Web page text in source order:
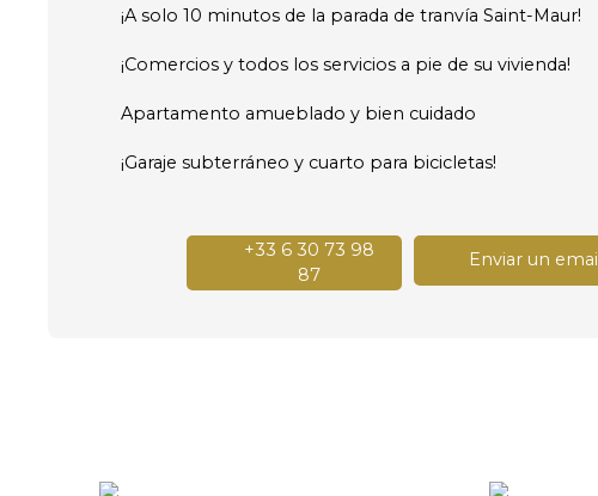
¡A solo 10 minutos de la parada de tranvía Saint-Maur!
¡Comercios y todos los servicios a pie de su vivienda!
Apartamento amueblado y bien cuidado
¡Garaje subterráneo y cuarto para bicicletas!
+33 6 30 73 98
87
Enviar un email